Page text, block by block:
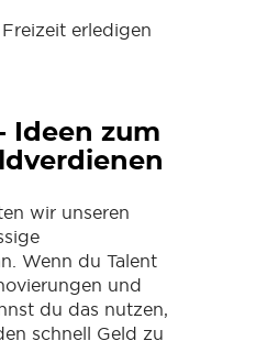
erledigen
Ideen zum
wir unseren
Wenn du Talent
und
du das nutzen,
schnell Geld zu